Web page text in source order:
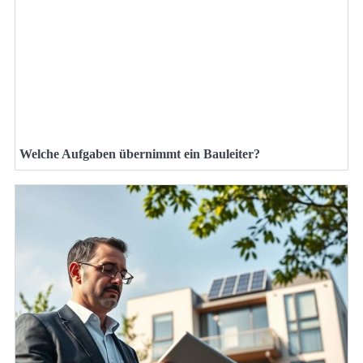
Welche Aufgaben übernimmt ein Bauleiter?